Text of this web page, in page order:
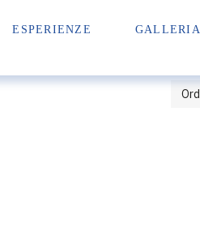
ESPERIENZE GALLERIA